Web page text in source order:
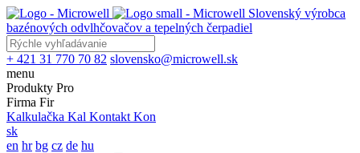
Slovenský výrobca
bazénových odvlhčovačov a tepelných čerpadiel
+ 421 31 770 70 82 slovensko@microwell.sk
menu
Produkty Pro
Firma Fir
Kalkulačka Kal Kontakt Kon
sk
en hr bg cz de hu